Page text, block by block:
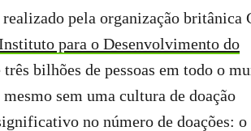
pela organização britânica
para o Desenvolvimento do
bilhões de pessoas em todo o
sem uma cultura de doação
no número de doações: o